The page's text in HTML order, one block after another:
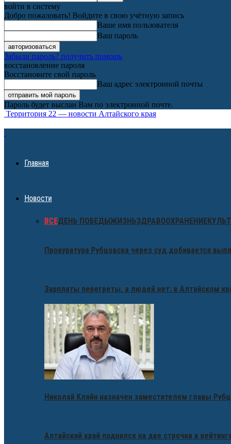
войти в систему
Добро пожаловать! Войдите в свою учётную запись
Ваше имя пользователя
Ваш пароль
Забыли пароль? получить помощь
восстановление пароля
Восстановите свой пароль
Ваш адрес электронной почты
Пароль будет выслан Вам по электронной почте.
Территория 22 — новости Алтайского края
Главная
Новости
ВСЕДЕНЬ ПОБЕДЫЖИЗНЬЗДРАВООХРАНЕНИЕ
Прокуратура Рубцовска через суд добивается
Зарплаты перегреты, а людей нет: в Алтайском
Николай Кляйн назначен заместителем главы
Алтайский край поднялся на две строчки в